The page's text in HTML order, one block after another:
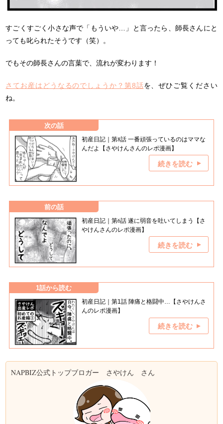
すごくすごく小さな声で「もういや…」と言ったら、師長さんにと
っても叱られたそうです（笑）。
でもその師長さんの言葉で、流れが変わります！
さてお産はどうなるのでしょうか？第8話を、ぜひご覧ください
ね。
次の話
初産日記｜第8話 一番頑張っているのはママな
んだよ【さやけんさんのレポ漫画】
続きを読む
前の話
初産日記｜第6話 遂に弱音を吐いてしまう【さ
やけんさんのレポ漫画】
続きを読む
1話から読む
初産日記｜第1話 陣痛と格闘中…【さやけんさ
んのレポ漫画】
続きを読む
NAPBIZ公式トップブロガー さやけん さん